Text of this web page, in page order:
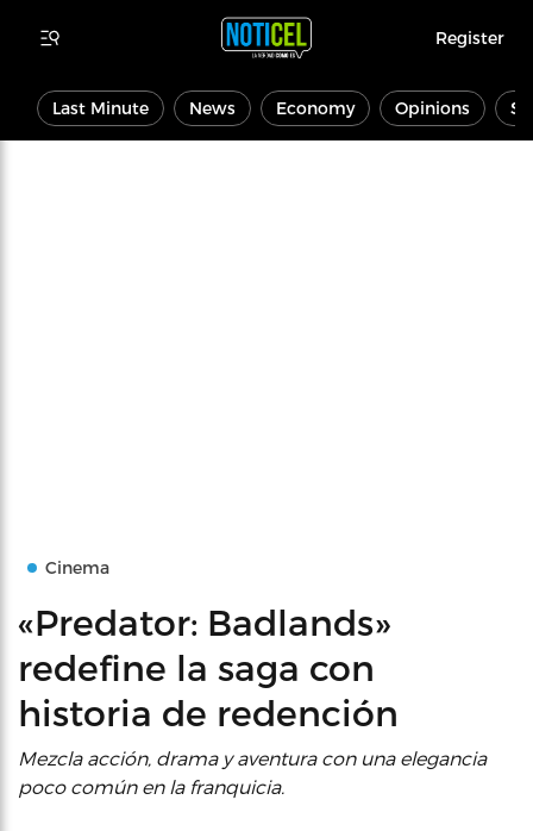
Register
Last Minute News Economy Opinions
Cinema
«Predator: Badlands»
redefine la saga con
historia de redención
Mezcla acción, drama y aventura con una elegancia
poco común en la franquicia.